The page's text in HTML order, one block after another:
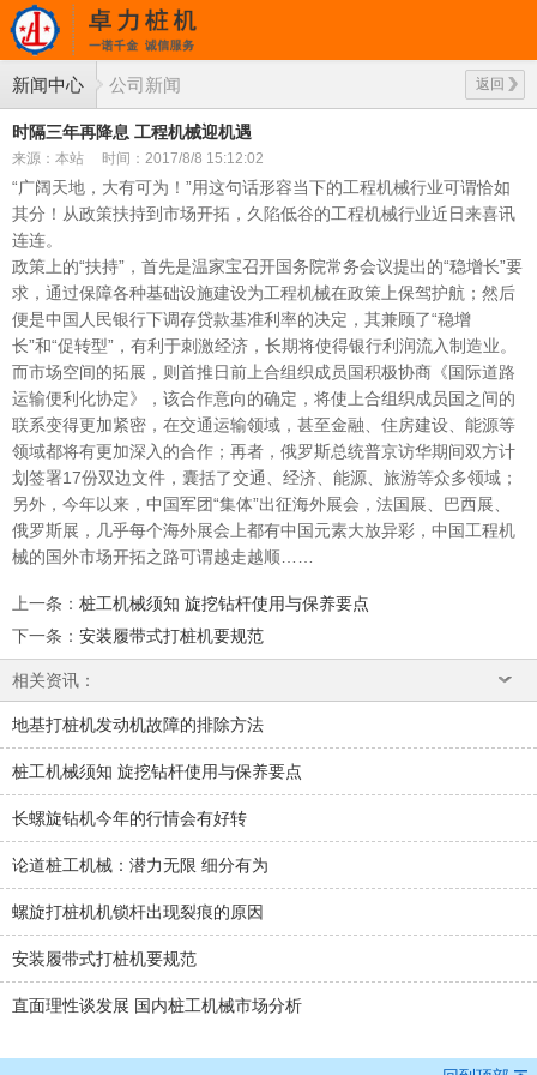
新闻中心 返回
公司新闻
时隔三年再降息 工程机械迎机遇
来源：本站 时间：2017/8/8 15:12:02
“广阔天地，大有可为！”用这句话形容当下的工程机械行业可谓恰如
其分！从政策扶持到市场开拓，久陷低谷的工程机械行业近日来喜讯
连连。
政策上的“扶持”，首先是温家宝召开国务院常务会议提出的“稳增长”要
求，通过保障各种基础设施建设为工程机械在政策上保驾护航；然后
便是中国人民银行下调存贷款基准利率的决定，其兼顾了“稳增
长”和“促转型”，有利于刺激经济，长期将使得银行利润流入制造业。
而市场空间的拓展，则首推日前上合组织成员国积极协商《国际道路
运输便利化协定》，该合作意向的确定，将使上合组织成员国之间的
联系变得更加紧密，在交通运输领域，甚至金融、住房建设、能源等
领域都将有更加深入的合作；再者，俄罗斯总统普京访华期间双方计
划签署17份双边文件，囊括了交通、经济、能源、旅游等众多领域；
另外，今年以来，中国军团“集体”出征海外展会，法国展、巴西展、
俄罗斯展，几乎每个海外展会上都有中国元素大放异彩，中国工程机
械的国外市场开拓之路可谓越走越顺……
上一条 ： 桩工机械须知 旋挖钻杆使用与保养要点
下一条 ： 安装履带式打桩机要规范
相关资讯：
地基打桩机发动机故障的排除方法
桩工机械须知 旋挖钻杆使用与保养要点
长螺旋钻机今年的行情会有好转
论道桩工机械：潜力无限 细分有为
螺旋打桩机机锁杆出现裂痕的原因
安装履带式打桩机要规范
直面理性谈发展 国内桩工机械市场分析